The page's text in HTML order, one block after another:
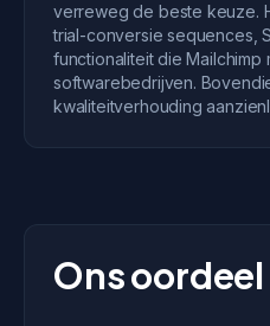
verreweg de beste keuze.
trial-conversie sequences,
functionaliteit die Mailchimp
softwarebedrijven.
kwaliteitverhouding
Ons oordeel